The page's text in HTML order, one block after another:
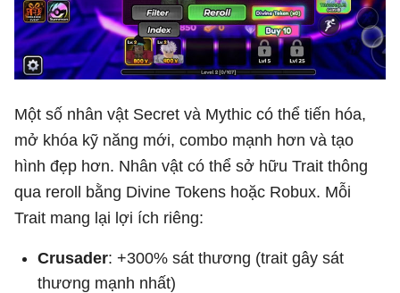
Một số nhân vật Secret và Mythic có thể tiến hóa,
mở khóa kỹ năng mới, combo mạnh hơn và tạo
hình đẹp hơn. Nhân vật có thể sở hữu Trait thông
qua reroll bằng Divine Tokens hoặc Robux. Mỗi
Trait mang lại lợi ích riêng:
Crusader: +300% sát thương (trait gây sát
thương mạnh nhất)